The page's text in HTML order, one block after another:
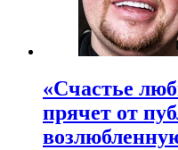
«Счастье
прячет от